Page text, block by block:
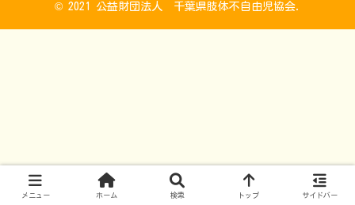
© 2021 公益財団法人 千葉県肢体不自由児協会.
メニュー ホーム 検索 トップ サイドバー